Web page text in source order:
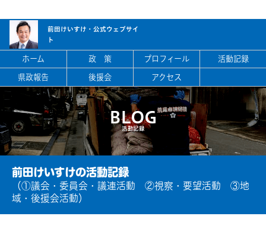
前田けいすけ・ 公式ウェブサイ
ト
ホーム 政 策 プロフィール
活動記録
県政報告
後援会 アクセス
BLOG
活動記録
前田けいすけの活動記録
（①議会・委員会・議連活動 ②視察・要望活動 ③地
域・後援会活動）